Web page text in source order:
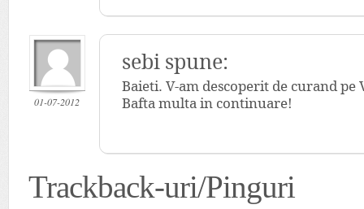
01-07-2012
sebi spune:
Baieti. V-am descoperit de curand pe
Bafta multa in continuare!
Trackback-uri/Pinguri